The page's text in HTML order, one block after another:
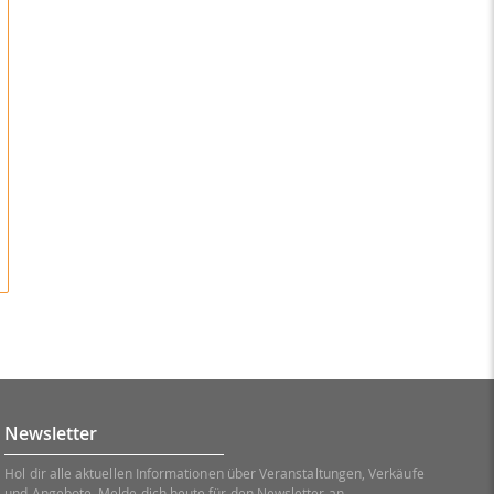
Newsletter
Hol dir alle aktuellen Informationen über Veranstaltungen, Verkäufe